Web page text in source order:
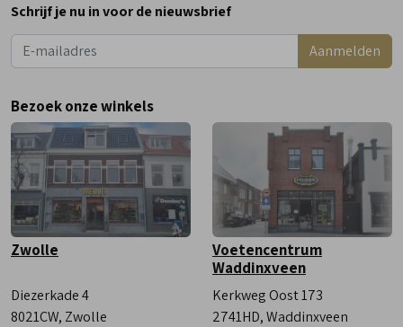
Dinsdag
Woensdag
9:00 - 18:00
Vrijdag
Zaterdag
9:00 - 17:00
Schrijf je nu in voor de nieuwsbrief
Aanmelden
Bezoek onze winkels
Zwolle
Diezerkade 4
8021CW, Zwolle
Voetencentrum
Waddinxveen
Kerkweg Oost 173
2741HD, Waddinxveen